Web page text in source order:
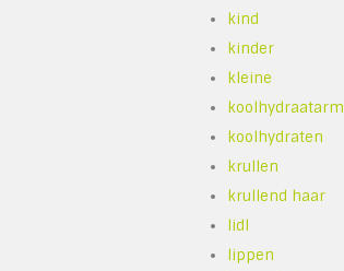
kind
kinder
kleine
koolhydraatarm
koolhydraten
krullen
krullend haar
lidl
lippen